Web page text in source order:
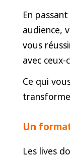
En
audience,
vous
avec ceux-
Ce qui
Un
Les lives